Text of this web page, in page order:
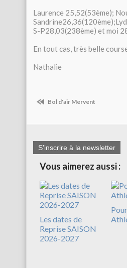
Laurence 25,52(53ème);
S-P28,03(238ème) et moi
En tout cas, très belle
Nathalie
Bol d'air Mervent
S'inscrire à la newsletter
Vous aimerez aussi :
Les dates de
Reprise SAISON
2026-2027